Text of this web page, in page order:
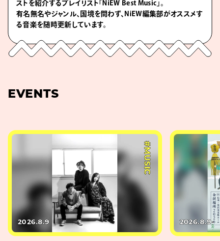
ストを紹介するプレイリスト「NiEW Best Music」。
有名無名やジャンル、国境を問わず、NiEW編集部がオススメす
る音楽を随時更新しています。
EVENTS
#MUSIC
2026.8.9 2026.8.9